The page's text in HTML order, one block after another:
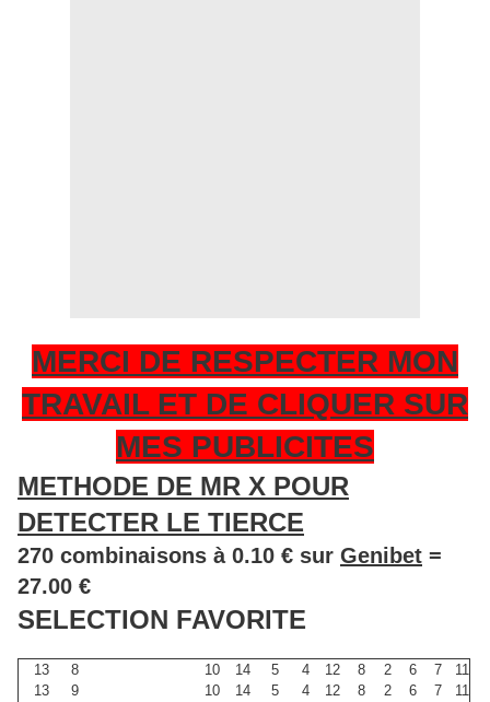
MERCI DE RESPECTER MON
TRAVAIL ET DE CLIQUER SUR
MES PUBLICITES
METHODE DE MR X POUR
DETECTER LE TIERCE
270 combinaisons à 0.10 € sur Genibet =
27.00 €
SELECTION FAVORITE
13 8 10 14 5 4 12 8 2 6 7
11
13
9 10 14 5 4 12 8 2 6 7
11